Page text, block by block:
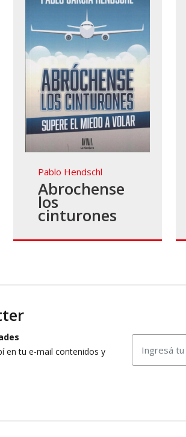
Pablo Hendschl
Abrochense
los
cinturones
en tu e-mail contenidos y